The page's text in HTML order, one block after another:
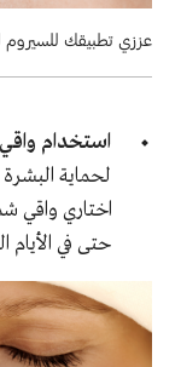
عززي تطبيقك للسيروم
استخدام
لحماية
اختاري واقي
حتى في الأيام